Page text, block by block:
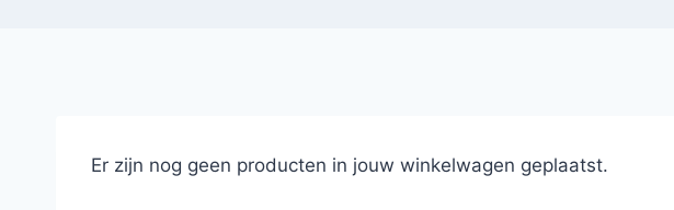
Er zijn nog geen producten in jouw winkelwagen geplaatst.